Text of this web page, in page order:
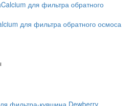
для фильтра обратного осмоса